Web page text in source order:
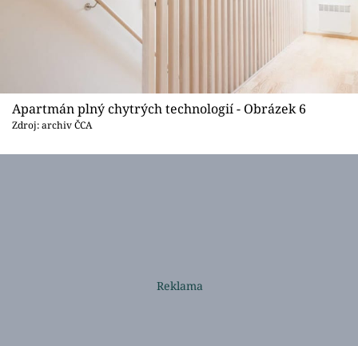
Apartmán plný chytrých technologií - Obrázek 6
Zdroj: archiv ČCA